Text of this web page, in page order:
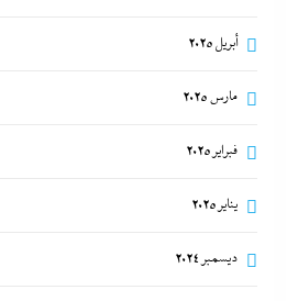
أبريل 2025
مارس 2025
فبراير 2025
يناير 2025
ديسمبر 2024